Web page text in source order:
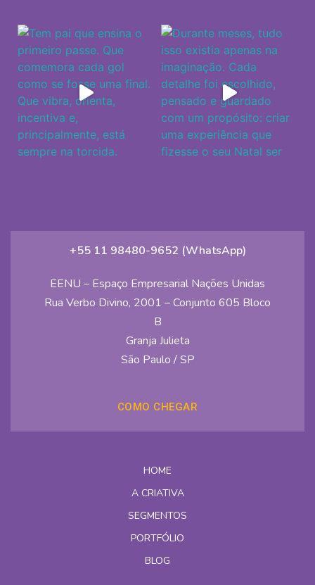
+55 11 98480-9652 (WhatsApp)
EENU – Espaço Empresarial Nações Unidas
Rua Verbo Divino, 2001 – Conjunto 605 Bloco
B
Granja Julieta
São Paulo / SP
COMO CHEGAR
HOME
A CRIATIVA
SEGMENTOS
PORTFÓLIO
BLOG